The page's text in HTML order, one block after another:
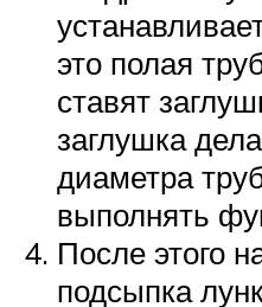
это полая
ставят
заглушка
диаметра
выполнять
После этого
подсыпка